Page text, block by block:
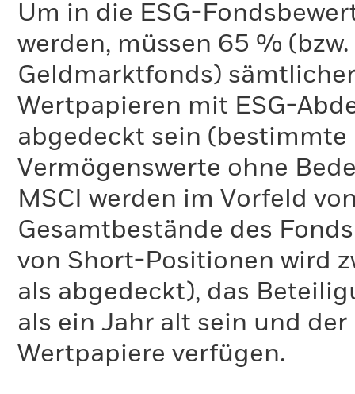
Um in die ESG-
werden, müssen 65 %
Geldmarktfonds)
Wertpapieren mit ESG-
abgedeckt sein
Vermögenswerte ohne
MSCI werden im Vorfeld
Gesamtbestände des
von Short-Positionen wird
als abgedeckt), das
als ein Jahr alt sein und
Wertpapiere verfügen.